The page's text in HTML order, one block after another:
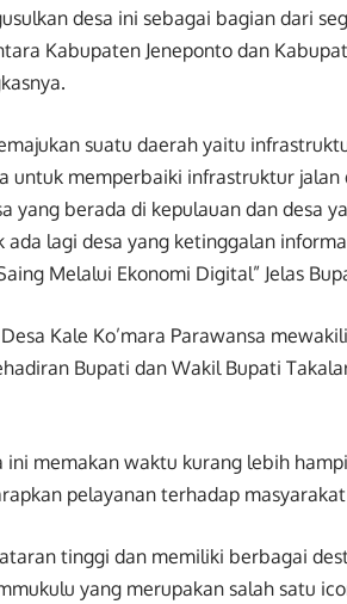
desa ini sebagai bagian dari
Kabupaten Jeneponto dan
suatu daerah yaitu
untuk memperbaiki infrastruktur jalan
yang berada di kepulauan dan desa
lagi desa yang ketinggalan
Melalui Ekonomi Digital” Jelas
Kale Ko’mara Parawansa
Bupati dan Wakil Bupati
ini memakan waktu kurang lebih
pelayanan terhadap
tinggi dan memiliki berbagai
yang merupakan salah satu